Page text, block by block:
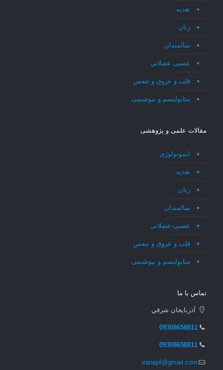
تغذیه
زنان
سالمندان
عصبی عضلانی
قلب و عروق و تنفس
متابولیسم و بیوشیمی
مقالات علمی و پژوهشی
ایمونولوژی
تغذیه
زنان
سالمندان
عصبی-عضلانی
قلب و عروق و تنفس
متابولیسم و بیوشیمی
تماس با ما
آذربايجان شرقي
09308658811
09308658811
iranepf@gmail.com